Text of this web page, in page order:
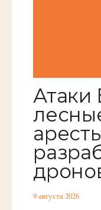
9 августа 2026